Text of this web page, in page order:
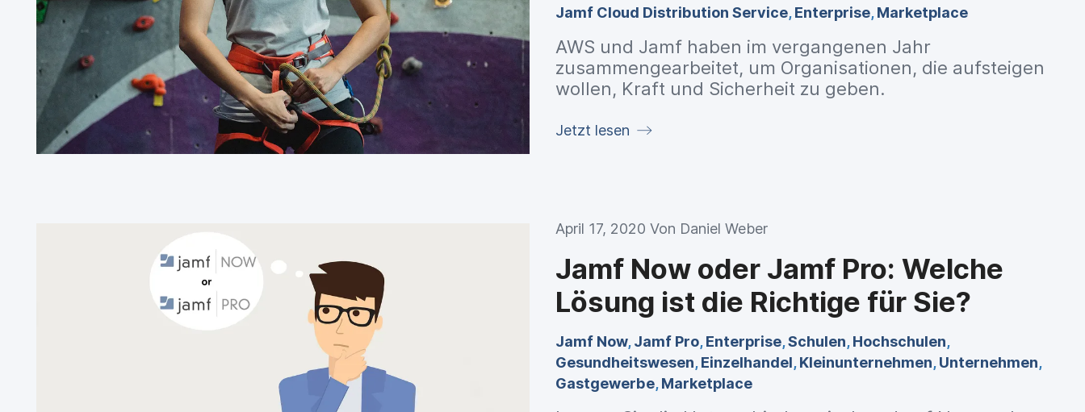
Jamf Cloud Distribution Service,Enterprise,Marketplace
AWS und Jamf haben im vergangenen Jahr
zusammengearbeitet, um Organisationen, die aufsteigen
wollen, Kraft und Sicherheit zu geben.
Jetzt lesen
April 17, 2020 Von Daniel Weber
Jamf Now oder Jamf Pro: Welche
Lösung ist die Richtige für Sie?
Jamf Now,Jamf Pro,Enterprise,Schulen,Hochschulen,
Gesundheitswesen,Einzelhandel,Kleinunternehmen,Unternehmen,
Gastgewerbe,Marketplace